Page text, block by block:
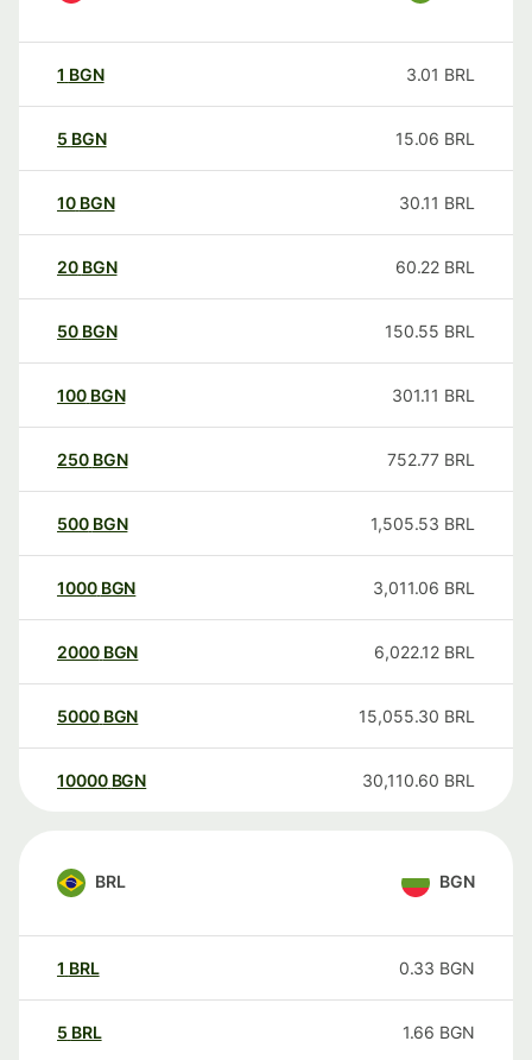
1 BGN 3.01 BRL
5 BGN 15.06 BRL
10 BGN 30.11 BRL
20 BGN 60.22 BRL
50 BGN 150.55 BRL
100 BGN 301.11 BRL
250 BGN 752.77 BRL
500 BGN 1,505.53 BRL
1000 BGN 3,011.06 BRL
2000 BGN 6,022.12 BRL
5000 BGN 15,055.30 BRL
10000 BGN 30,110.60 BRL
BRL BGN
1 BRL 0.33 BGN
5 BRL 1.66 BGN